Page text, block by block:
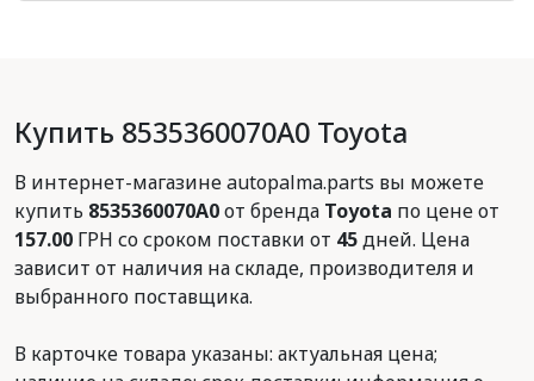
Купить 8535360070A0 Toyota
В интернет-магазине autopalma.parts вы можете
купить 8535360070A0от бренда Toyota по цене от
157.00 ГРН со сроком поставки от 45дней. Цена
зависит от наличия на складе, производителя и
выбранного поставщика.
В карточке товара указаны: актуальная цена;